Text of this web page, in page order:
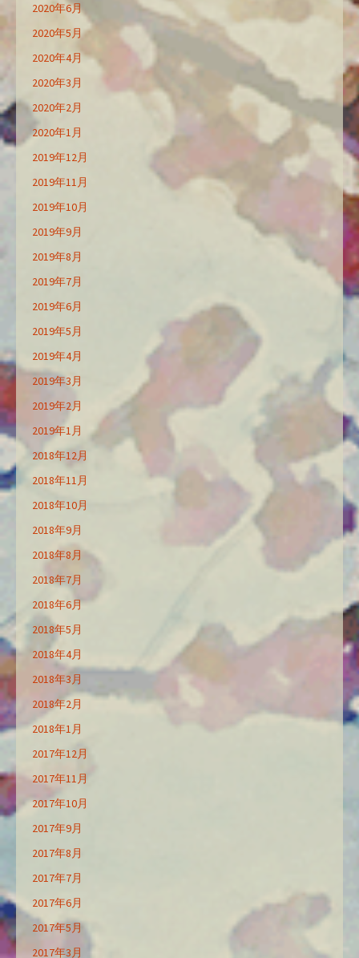
2020年6月
2020年5月
2020年4月
2020年3月
2020年2月
2020年1月
2019年12月
2019年11月
2019年10月
2019年9月
2019年8月
2019年7月
2019年6月
2019年5月
2019年4月
2019年3月
2019年2月
2019年1月
2018年12月
2018年11月
2018年10月
2018年9月
2018年8月
2018年7月
2018年6月
2018年5月
2018年4月
2018年3月
2018年2月
2018年1月
2017年12月
2017年11月
2017年10月
2017年9月
2017年8月
2017年7月
2017年6月
2017年5月
2017年3月